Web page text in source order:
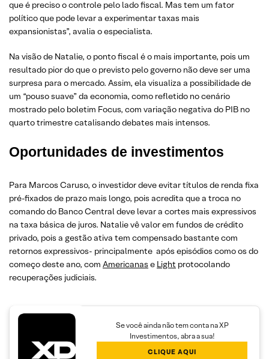
que é preciso o controle pelo lado fiscal. Mas tem um fator
político que pode levar a experimentar taxas mais
expansionistas”, avalia o especialista.
Na visão de Natalie, o ponto fiscal é o mais importante, pois um
resultado pior do que o previsto pelo governo não deve ser uma
surpresa para o mercado. Assim, ela visualiza a possibilidade de
um “pouso suave” da economia, como refletido no cenário
mostrado pelo boletim Focus, com variação negativa do PIB no
quarto trimestre catalisando debates mais intensos.
Oportunidades de investimentos
Para Marcos Caruso, o investidor deve evitar títulos de renda fixa
pré-fixados de prazo mais longo, pois acredita que a troca no
comando do Banco Central deve levar a cortes mais expressivos
na taxa básica de juros. Natalie vê valor em fundos de crédito
privado, pois a gestão ativa tem compensado bastante com
retornos expressivos- principalmente após episódios como os do
começo deste ano, com Americanas e Light protocolando
recuperações judiciais.
Se você ainda não tem conta na XP
Investimentos, abra a sua!
CLIQUE AQUI